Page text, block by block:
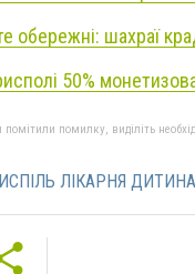
обережні: шахраї
50%
помилку, виділіть
ЛІКАРНЯ